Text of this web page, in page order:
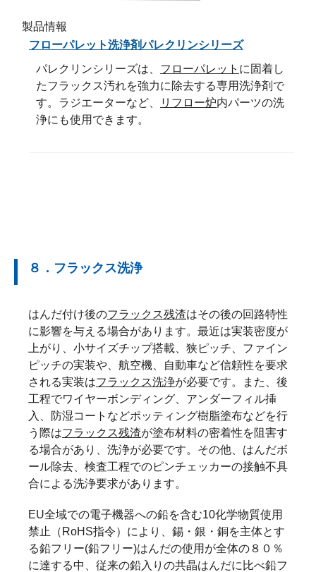
製品情報
フローパレット洗浄剤パレクリンシリーズ
パレクリンシリーズは、 フローパレット に固着し
たフラックス汚れを強力に除去する専用洗浄剤で
す。ラジエーターなど、
リフロー炉内パーツの洗
浄にも使用できます。
８．フラックス洗浄
はんだ付け後のフラックス残渣はその後の回路特性
に影響を与える場合があります。最近は実装密度が
上がり、小サイズチップ搭載、狭ピッチ、ファイン
ピッチの実装や、航空機、自動車など信頼性を要求
される実装はフラックス洗浄が必要です。また、後
工程でワイヤーボンディング、アンダーフィル挿
入、防湿コートなどポッティング樹脂塗布などを行
う際はフラックス残渣が塗布材料の密着性を阻害す
る場合があり、洗浄が必要です。その他、はんだボ
ール除去、検査工程でのピンチェッカーの接触不具
合による洗浄要求があります。
EU全域での電子機器への鉛を含む10化学物質使用
禁止（RoHS指令）により、錫・銀・銅を主体とす
る鉛フリー(鉛フリー)はんだの使用が全体の８０％
に達する中、従来の鉛入りの共晶はんだに比べ鉛フ